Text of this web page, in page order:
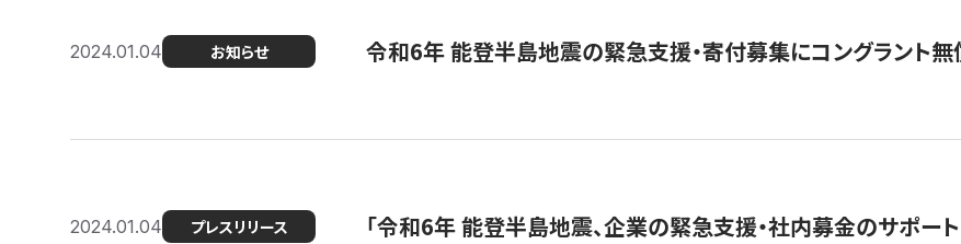
2024.01.04 お知らせ 令和6年 能登半島地震の緊急支援・寄付募集にコングラント無
2024.01.04 プレスリリース 「令和6年 能登半島地震、企業の緊急支援・社内募金のサポート